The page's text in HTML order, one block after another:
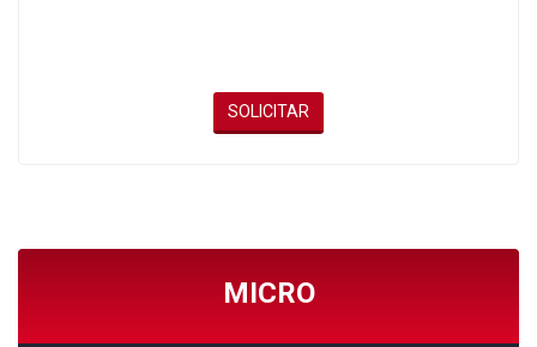
SOLICITAR
MICRO